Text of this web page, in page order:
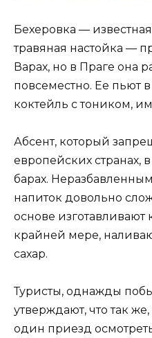
Бехеровка —
травяная настойка —
Варах, но в Праге она
повсеместно. Ее пьют
коктейль с тоником,
Абсент, который
европейских странах,
барах.
напиток довольно
основе изготавливают
крайней мере,
сахар.
Туристы, однажды
утверждают, что так
один приезд